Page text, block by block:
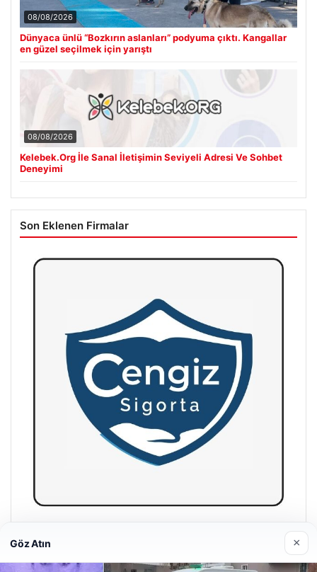
08/08/2026
Dünyaca ünlü “Bozkırın aslanları” podyuma çıktı. Kangallar
en güzel seçilmek için yarıştı
08/08/2026
Kelebek.Org İle Sanal İletişimin Seviyeli Adresi Ve Sohbet
Deneyimi
Son Eklenen Firmalar
Hastaş Beton
Göz Atın ×